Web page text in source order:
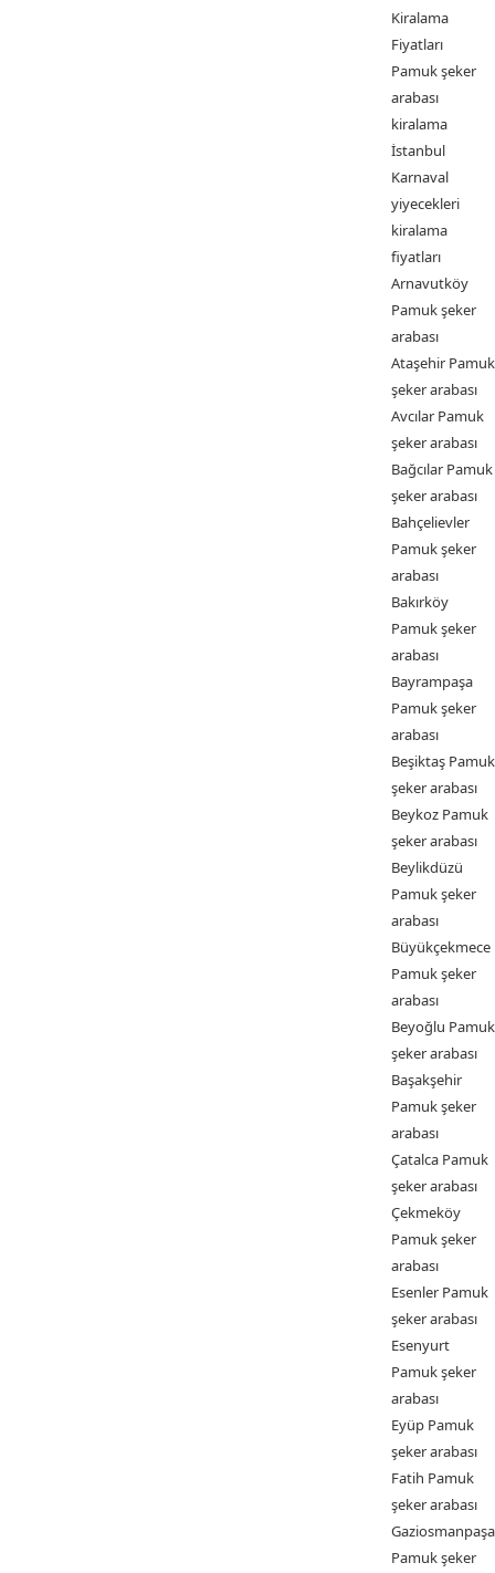
Kiralama
Fiyatları
Pamuk şeker
arabası
kiralama
İstanbul
Karnaval
yiyecekleri
kiralama
fiyatları
Arnavutköy
Pamuk şeker
arabası
Ataşehir Pamuk
şeker arabası
Avcılar Pamuk
şeker arabası
Bağcılar Pamuk
şeker arabası
Bahçelievler
Pamuk şeker
arabası
Bakırköy
Pamuk şeker
arabası
Bayrampaşa
Pamuk şeker
arabası
Beşiktaş Pamuk
şeker arabası
Beykoz Pamuk
şeker arabası
Beylikdüzü
Pamuk şeker
arabası
Büyükçekmece
Pamuk şeker
arabası
Beyoğlu Pamuk
şeker arabası
Başakşehir
Pamuk şeker
arabası
Çatalca Pamuk
şeker arabası
Çekmeköy
Pamuk şeker
arabası
Esenler Pamuk
şeker arabası
Esenyurt
Pamuk şeker
arabası
Eyüp Pamuk
şeker arabası
Fatih Pamuk
şeker arabası
Gaziosmanpaşa
Pamuk şeker